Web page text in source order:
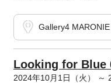
Gallery4 MARONIE
Looking for Blue
2024年10月1日（火） ～